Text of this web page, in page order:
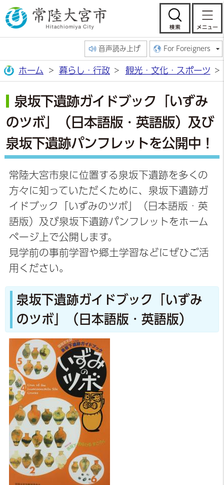
常陸大宮市公
検
音声読み上げ For Foreigners
ホーム 暮らし・行政 観光・文化・スポーツ
泉坂下遺跡ガイドブック「いずみ
のツボ」（日本語版・英語版）及び
泉坂下遺跡パンフレットを公開中！
常陸大宮市泉に位置する泉坂下遺跡を多くの
方々に知っていただくために、泉坂下遺跡ガ
イドブック「いずみのツボ」（日本語版・英
語版）及び泉坂下遺跡パンフレットをホーム
ページ上で公開します。
見学前の事前学習や郷土学習などにぜひご活
用ください。
泉坂下遺跡ガイドブック「いずみ
のツボ」（日本語版・英語版）